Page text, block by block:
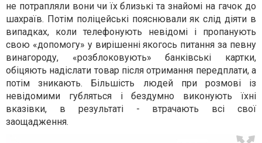
не потрапляли вони чи їх близькі та знайомі на гачок до
шахраїв. Потім поліцейські пояснювали як слід діяти в
випадках, коли телефонують невідомі і пропанують
свою «допомогу» у вирішенні якогось питання за певну
винагороду, «розблоковують» банківські картки,
обіцяють надіслати товар після отримання передплати, а
потім зникають. Більшість людей при розмові із
невідомими губляться і бездумно виконують їхні
вказівки, в результаті - втрачають всі свої
заощадження.